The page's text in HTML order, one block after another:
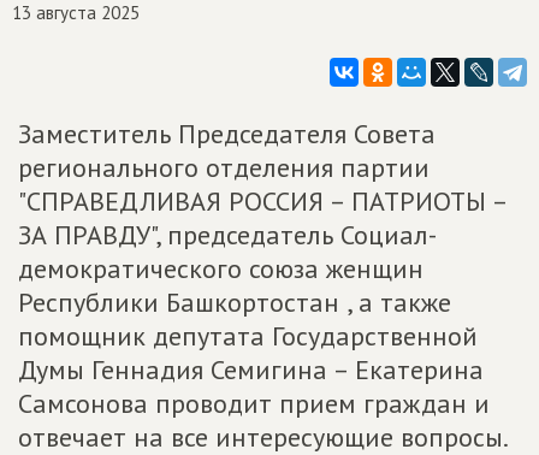
13 августа 2025
Заместитель Председателя Совета
регионального отделения партии
"СПРАВЕДЛИВАЯ РОССИЯ – ПАТРИОТЫ –
ЗА ПРАВДУ", председатель Социал-
демократического союза женщин
Республики Башкортостан , а также
помощник депутата Государственной
Думы Геннадия Семигина – Екатерина
Самсонова проводит прием граждан и
отвечает на все интересующие вопросы.